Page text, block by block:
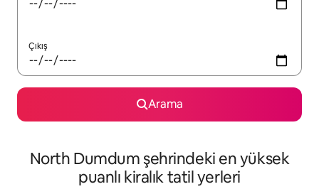
Çıkış
Arama
North Dumdum şehrindeki en yüksek
puanlı kiralık tatil yerleri